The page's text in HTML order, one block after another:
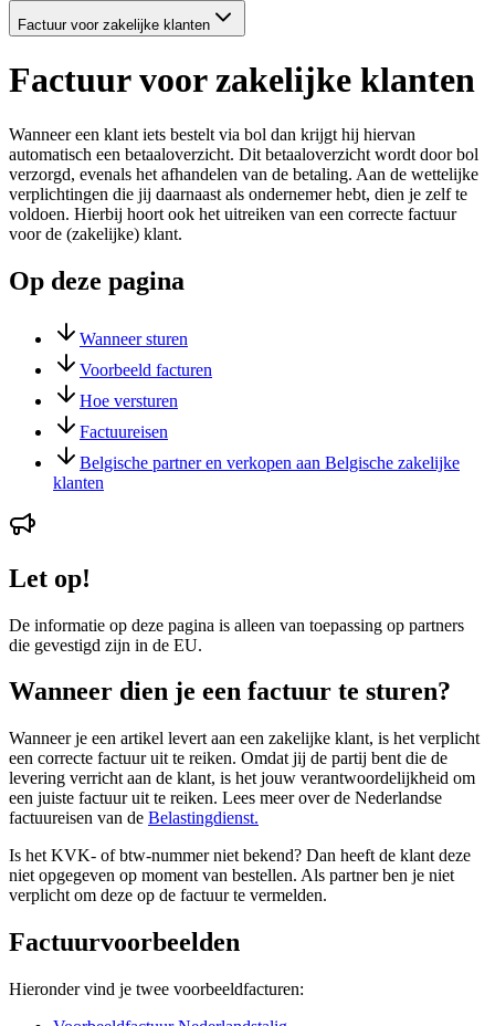
Factuur voor zakelijke klanten
Factuur voor zakelijke klanten
Wanneer een klant iets bestelt via bol dan krijgt hij hiervan
automatisch een betaaloverzicht. Dit betaaloverzicht wordt door bol
verzorgd, evenals het afhandelen van de betaling. Aan de wettelijke
verplichtingen die jij daarnaast als ondernemer hebt, dien je zelf te
voldoen. Hierbij hoort ook het uitreiken van een correcte factuur
voor de (zakelijke) klant.
Op deze pagina
Wanneer sturen
Voorbeeld facturen
Hoe versturen
Factuureisen
Belgische partner en verkopen aan Belgische zakelijke
klanten
Let op!
De informatie op deze pagina is alleen van toepassing op partners
die gevestigd zijn in de EU.
Wanneer dien je een factuur te sturen?
Wanneer je een artikel levert aan een zakelijke klant, is het verplicht
een correcte factuur uit te reiken. Omdat jij de partij bent die de
levering verricht aan de klant, is het jouw verantwoordelijkheid om
een juiste factuur uit te reiken. Lees meer over de Nederlandse
factuureisen van de Belastingdienst.
Is het KVK- of btw-nummer niet bekend? Dan heeft de klant deze
niet opgegeven op moment van bestellen. Als partner ben je niet
verplicht om deze op de factuur te vermelden.
Factuurvoorbeelden
Hieronder vind je twee voorbeeldfacturen: